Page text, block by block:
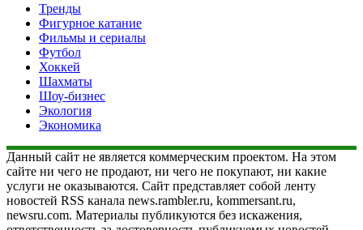
Тренды
Фигурное катание
Фильмы и сериалы
Футбол
Хоккей
Шахматы
Шоу-бизнес
Экология
Экономика
Данный сайт не является коммерческим проектом. На этом
сайте ни чего не продают, ни чего не покупают, ни какие
услуги не оказываются. Сайт представляет собой ленту
новостей RSS канала news.rambler.ru, kommersant.ru,
newsru.com. Материалы публикуются без искажения,